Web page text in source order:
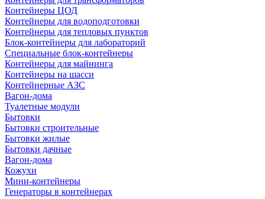
Контейнеры ЦОД
Контейнеры для водоподготовки
Контейнеры для тепловых пунктов
Блок-контейнеры для лабораторий
Специальные блок-контейнеры
Контейнеры для майнинга
Контейнеры на шасси
Контейнерные АЗС
Вагон-дома
Туалетные модули
Бытовки
Бытовки строительные
Бытовки жилые
Бытовки дачные
Вагон-дома
Кожухи
Мини-контейнеры
Генераторы в контейнерах